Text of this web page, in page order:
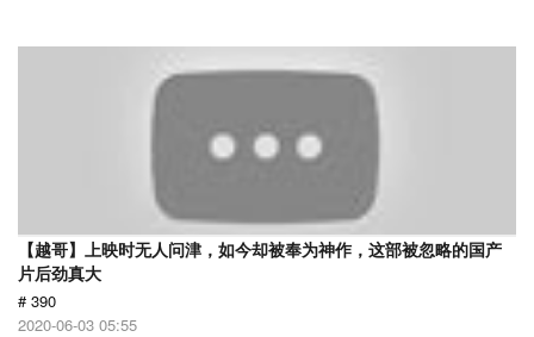
【越哥】上映时无人问津，如今却被奉为神作，这部被忽略的国产
片后劲真大
# 390
2020-06-03 05:55